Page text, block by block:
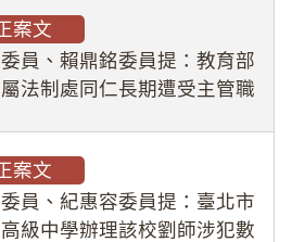
萬餘元，並長期收受建商餽
顧公共安全，圖利默許建商
間
案文
員、賴鼎銘委員提：教育部
法制處同仁長期遭受主管職
障法」及「職業安全衛生法」
公務人員
案文
員、紀惠容委員提：臺北市
級中學辦理該校劉師涉犯數